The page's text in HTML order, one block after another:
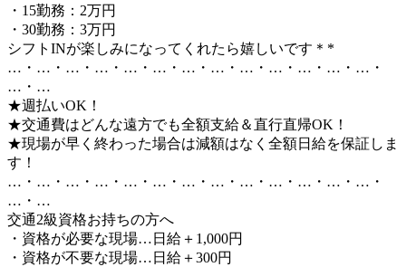
・15勤務：2万円
・30勤務：3万円
シフトINが楽しみになってくれたら嬉しいです＊*
…・…・…・…・…・…・…・…・…・…・…・…・…・
…・…
★週払いOK！
★交通費はどんな遠方でも全額支給＆直行直帰OK！
★現場が早く終わった場合は減額はなく全額日給を保証しま
す！
…・…・…・…・…・…・…・…・…・…・…・…・…・
…・…
交通2級資格お持ちの方へ
・資格が必要な現場…日給＋1,000円
・資格が不要な現場…日給＋300円